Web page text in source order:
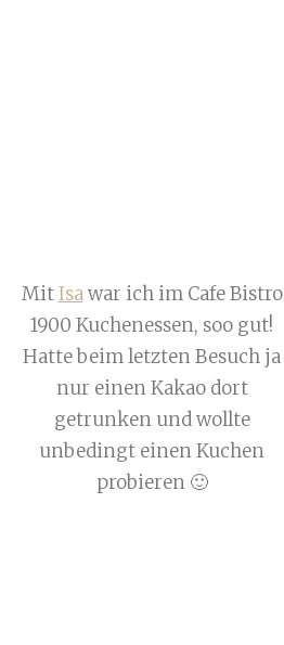
MitIsawar ich im Cafe Bistro
1900 Kuchenessen, soo gut!
Hatte beim letzten Besuch ja
nur einen Kakao dort
getrunken und wollte
unbedingt einen Kuchen
probieren 🙂